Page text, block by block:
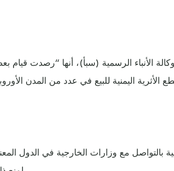
الأنباء الرسمية (سبأ)، أنها “رصدت قيام
بالتواصل مع وزارات الخارجية في الدول